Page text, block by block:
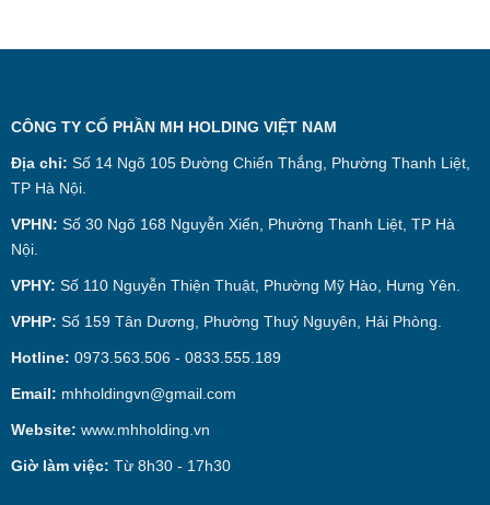
CÔNG TY CỔ PHẦN MH HOLDING VIỆT NAM
Địa chỉ: Số 14 Ngõ 105 Đường Chiến Thắng, Phường Thanh Liệt,
TP Hà Nội.
VPHN: Số 30 Ngõ 168 Nguyễn Xiển, Phường Thanh Liệt, TP Hà
Nội.
VPHY: Số 110 Nguyễn Thiện Thuật, Phường Mỹ Hào, Hưng Yên.
VPHP: Số 159 Tân Dương, Phường Thuỷ Nguyên, Hải Phòng.
Hotline: 0973.563.506 - 0833.555.189
Email: mhholdingvn@gmail.com
Website: www.mhholding.vn
Giờ làm việc: Từ 8h30 - 17h30